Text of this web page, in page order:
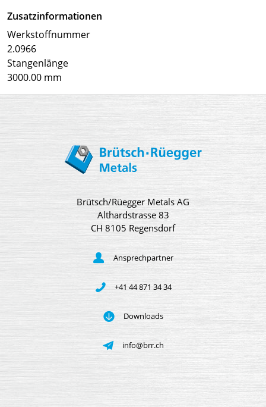
Zusatzinformationen
Werkstoffnummer
2.0966
Stangenlänge
3000.00 mm
Brütsch/Rüegger Metals AG
Althardstrasse 83
CH 8105 Regensdorf
Ansprechpartner
+41 44 871 34 34
Downloads
info@brr.ch